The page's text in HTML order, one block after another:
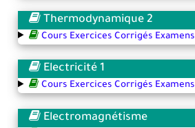
Thermodynamique 2
Cours Exercices Corrigés Examens
Electricité 1
Cours Exercices Corrigés Examens
Electromagnétisme